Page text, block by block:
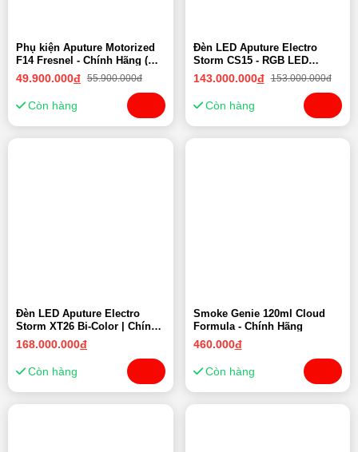
Phụ kiện Aputure Motorized
F14 Fresnel - Chính Hãng (
New 10-2023)
49.900.000đ 55.900.000đ
Còn hàng
Đèn LED Aputure Electro
Storm CS15 - RGB LED
Monolight | Chính Hãng ( New
10-2023 )
143.000.000đ 153.000.000đ
Còn hàng
Đèn LED Aputure Electro
Storm XT26 Bi-Color | Chính
Hãng ( New 10-2023 )
168.000.000đ
Còn hàng
Smoke Genie 120ml Cloud
Formula - Chính Hãng
460.000đ
Còn hàng